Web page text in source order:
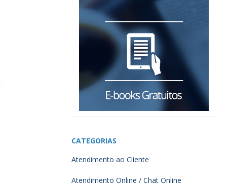
CATEGORIAS
Atendimento ao Cliente
Atendimento Online / Chat Online